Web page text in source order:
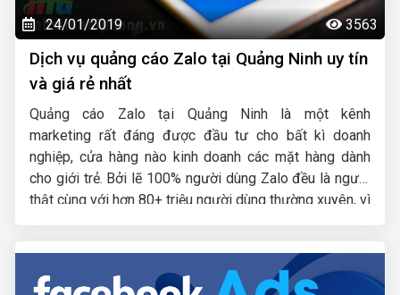
24/01/2019 3563
Dịch vụ quảng cáo Zalo tại Quảng Ninh uy tín
và giá rẻ nhất
Quảng cáo Zalo tại Quảng Ninh là một kênh
marketing rất đáng được đầu tư cho bất kì doanh
nghiệp, cửa hàng nào kinh doanh các mặt hàng dành
cho giới trẻ. Bởi lẽ 100% người dùng Zalo đều là người
thật cùng với hơn 80+ triệu người dùng thường xuyên, vì
cầu mua bán thật, đúng với nhu cầu sử dụng sản phẩm,
dịch vụ.